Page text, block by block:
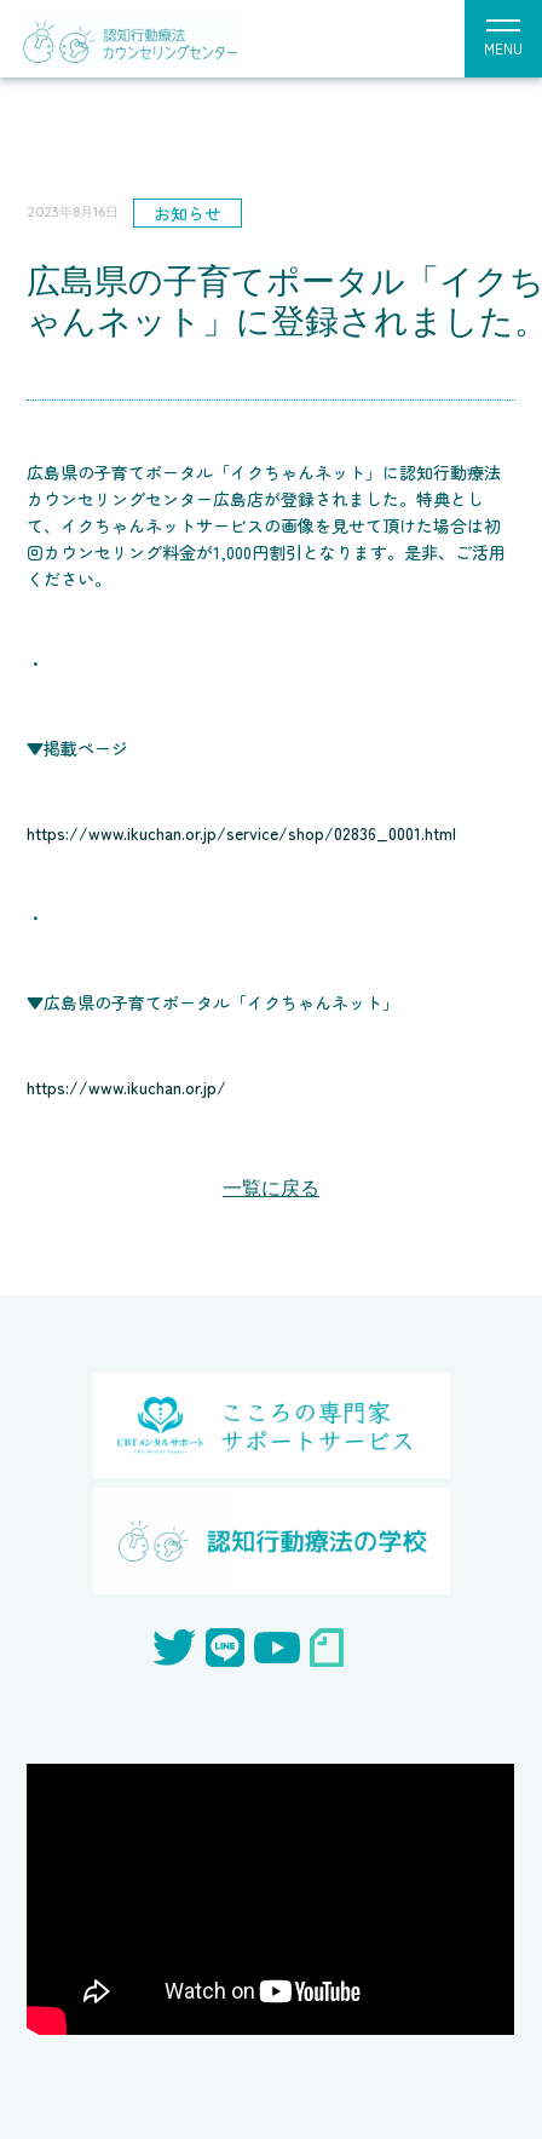
MENU
2023年8月16日 お知らせ
広島県の子育てポータル「イク
ゃんネット」に登録されました
広島県の子育てポータル「イクちゃんネット」に認知行動療法
カウンセリングセンター広島店が登録されました。特典とし
て、イクちゃんネットサービスの画像を見せて頂けた場合は初
回カウンセリング料金が1,000円割引となります。是非、ご活用
ください。
・
▼掲載ページ
https://www.ikuchan.or.jp/service/shop/02836_0001.html
・
▼広島県の子育てポータル「イクちゃんネット」
https://www.ikuchan.or.jp/
一覧に戻る